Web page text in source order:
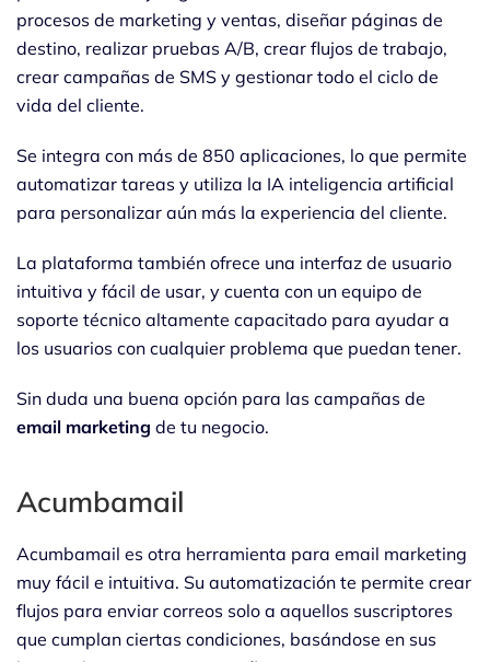
procesos de marketing y ventas, diseñar páginas de
destino, realizar pruebas A/B, crear flujos de trabajo,
crear campañas de SMS y gestionar todo el ciclo de
vida del cliente.
Se integra con más de 850 aplicaciones, lo que permite
automatizar tareas y utiliza la IA inteligencia artificial
para personalizar aún más la experiencia del cliente.
La plataforma también ofrece una interfaz de usuario
intuitiva y fácil de usar, y cuenta con un equipo de
soporte técnico altamente capacitado para ayudar a
los usuarios con cualquier problema que puedan tener.
Sin duda una buena opción para las campañas de
email marketing de tu negocio.
Acumbamail
Acumbamail es otra herramienta para email marketing
muy fácil e intuitiva. Su automatización te permite crear
flujos para enviar correos solo a aquellos suscriptores
que cumplan ciertas condiciones, basándose en sus